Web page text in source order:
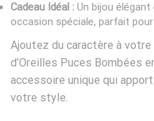
Cadeau Idéal : Un bijou
occasion spéciale, parfait
Ajoutez du caractère à
d’Oreilles Puces Bombées
accessoire unique qui
votre style.